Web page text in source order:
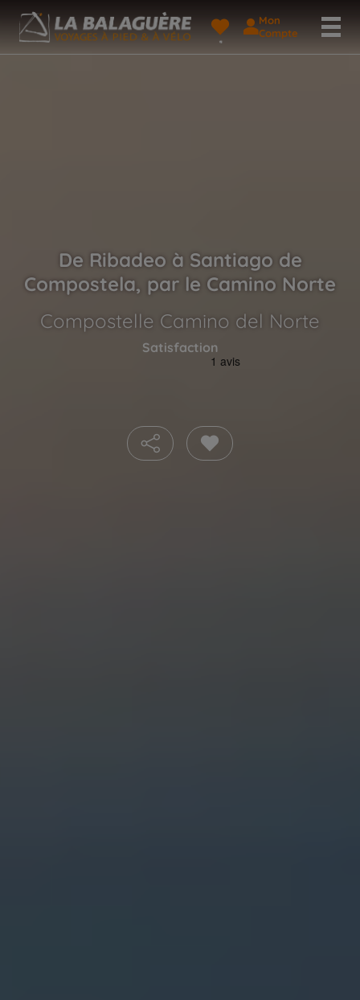
Mon
Compte
De Ribadeo à Santiago de
Compostela, par le Camino Norte
Compostelle Camino del Norte
Satisfaction